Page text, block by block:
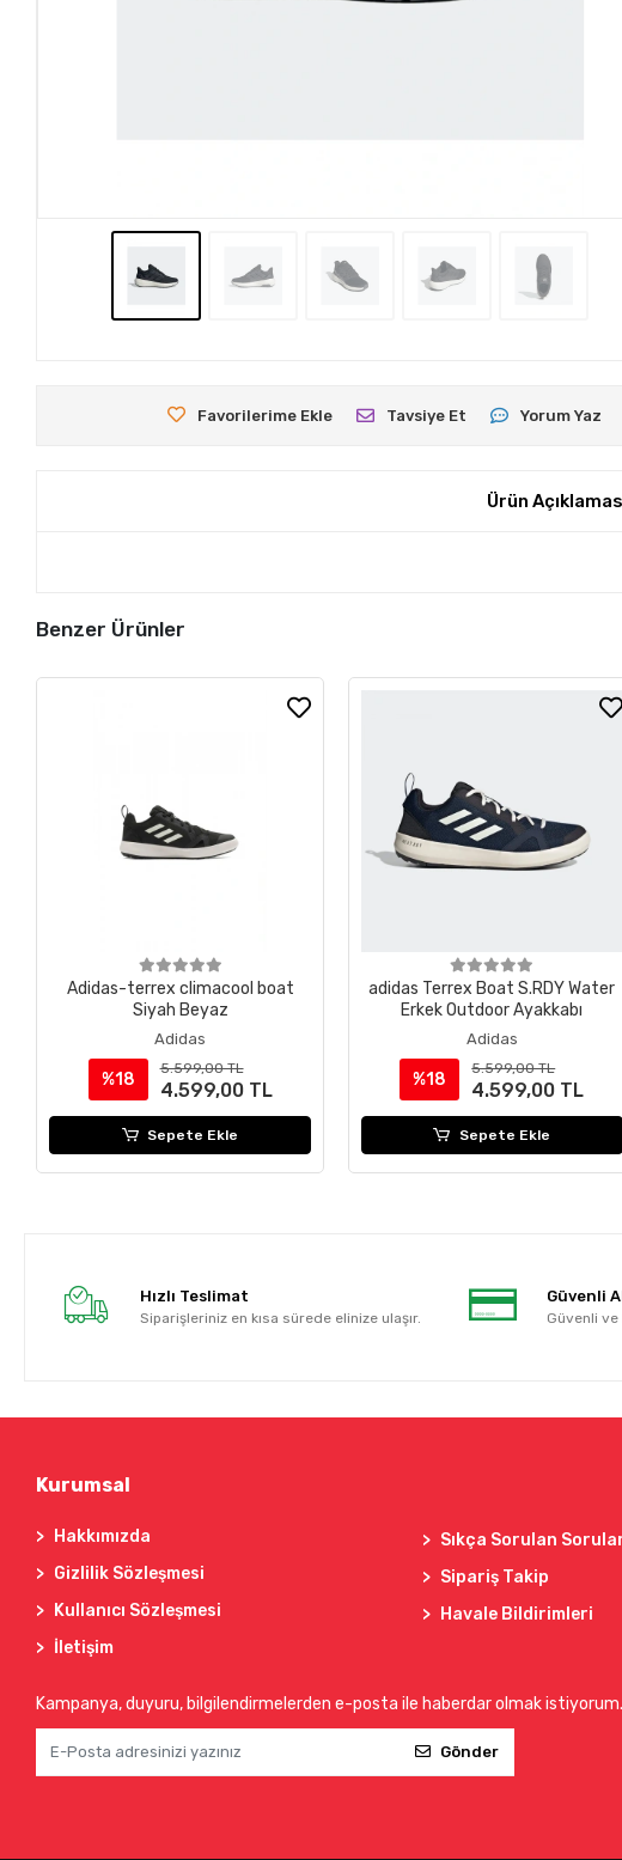
Favorilerime Ekle Tavsiye Et Yorum Yaz
Ürün
Benzer Ürünler
Adidas-terrex climacool boat
Siyah Beyaz
Adidas
%18
5.599,00 TL
4.599,00 TL
Sepete Ekle
adidas Terrex Boat S.RDY Water
Erkek Outdoor Ayakkabı
Adidas
%18
5.599,00 TL
4.599,00 TL
Sepete Ekle
Hızlı Teslimat
Siparişleriniz en kısa sürede elinize ulaşır.
Güvenli
Güvenli
Kurumsal
Hakkımızda
Gizlilik Sözleşmesi
Kullanıcı Sözleşmesi
İletişim
Sıkça Sorulan
Sipariş Takip
Havale Bildirimleri
Kampanya, duyuru, bilgilendirmelerden e-posta ile haberdar olmak istiyorum.
Gönder